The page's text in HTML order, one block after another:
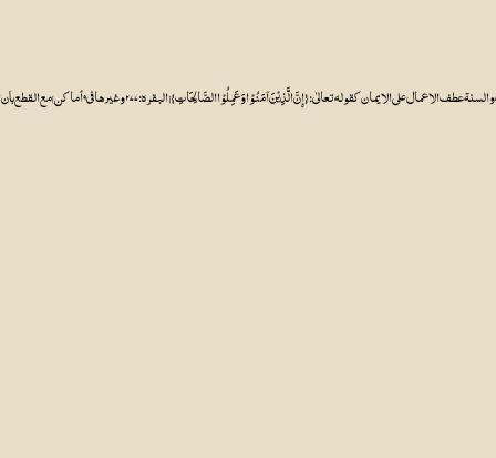
وغیرہا فی ۹أماکن]مع القطع بان العطف یقتضی المغایرہ۔المقام الثانی ان حقیقۃ الایمان لا تزید ولا تنقص لما مرمن انھا التصدیق القلبی